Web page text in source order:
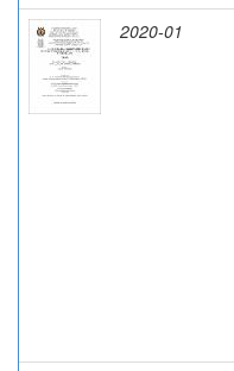
2020-01